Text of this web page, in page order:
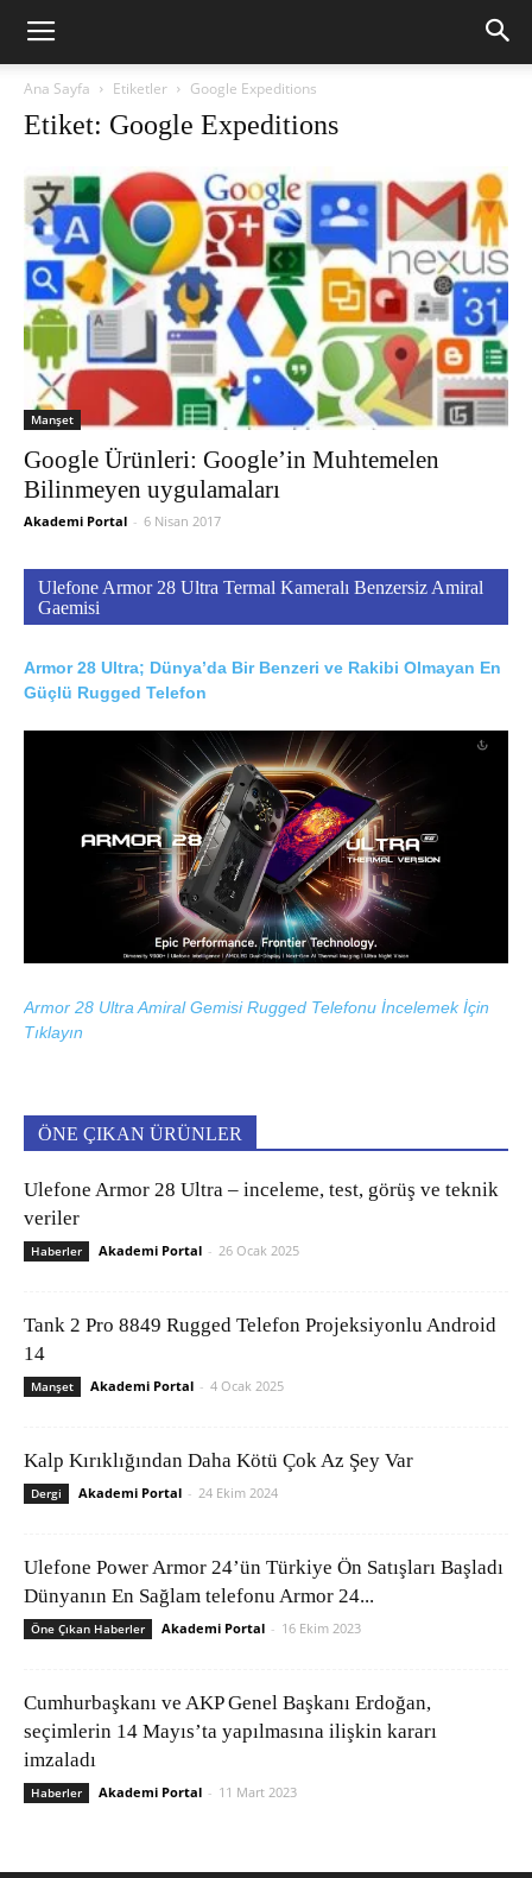
Ana Sayfa Etiketler Google Expeditions
Etiket: Google Expeditions
Manşet
Google Ürünleri: Google’in Muhtemelen
Bilinmeyen uygulamaları
Akademi Portal - 6 Nisan 2017
Ulefone Armor 28 Ultra Termal Kameralı Benzersiz Amiral
Gaemisi
Armor 28 Ultra; Dünya’da Bir Benzeri ve Rakibi Olmayan En
Güçlü Rugged Telefon
Armor 28 Ultra Amiral Gemisi Rugged Telefonu İncelemek İçin
Tıklayın
ÖNE ÇIKAN ÜRÜNLER
Ulefone Armor 28 Ultra – inceleme, test, görüş ve teknik
veriler
Haberler Akademi Portal - 26 Ocak 2025
Tank 2 Pro 8849 Rugged Telefon Projeksiyonlu Android
14
Manşet Akademi Portal - 4 Ocak 2025
Kalp Kırıklığından Daha Kötü Çok Az Şey Var
Dergi Akademi Portal - 24 Ekim 2024
Ulefone Power Armor 24’ün Türkiye Ön Satışları Başladı
Dünyanın En Sağlam telefonu Armor 24...
Öne Çıkan Haberler Akademi Portal - 16 Ekim 2023
Cumhurbaşkanı ve AKP Genel Başkanı Erdoğan,
seçimlerin 14 Mayıs’ta yapılmasına ilişkin kararı
imzaladı
Haberler Akademi Portal - 11 Mart 2023